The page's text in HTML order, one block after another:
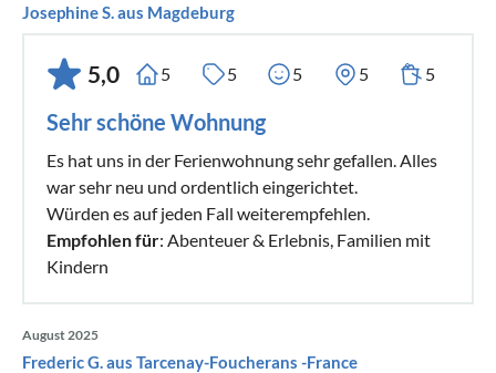
Josephine S. aus Magdeburg
5,0 5 5 5 5 5
Sehr schöne Wohnung
Es hat uns in der Ferienwohnung sehr gefallen. Alles
war sehr neu und ordentlich eingerichtet.
Würden es auf jeden Fall weiterempfehlen.
Empfohlen für: Abenteuer & Erlebnis, Familien mit
Kindern
August 2025
Frederic G. aus Tarcenay-Foucherans -France